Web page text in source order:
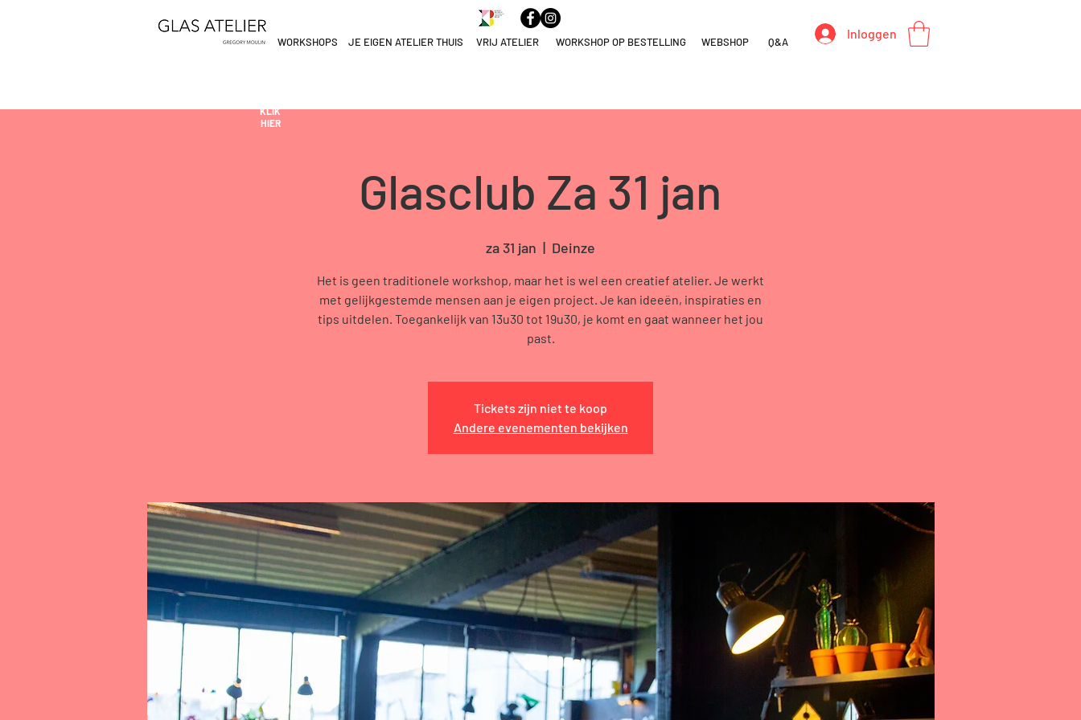
WORKSHOPS JE EIGEN ATELIER THUIS VRIJ ATELIER WORKSHOP OP BESTELLING WEBSHOP Q&A
Inloggen
KLIK
HIER
Glasclub Za 31 jan
za 31 jan
  |
Deinze
Het is geen traditionele workshop, maar het is wel een creatief atelier. Je werkt
met gelijkgestemde mensen aan je eigen project. Je kan ideeën, inspiraties en
tips uitdelen. Toegankelijk van 13u30 tot 19u30, je komt en gaat wanneer het jou
past.
Tickets zijn niet te koop
Andere evenementen bekijken